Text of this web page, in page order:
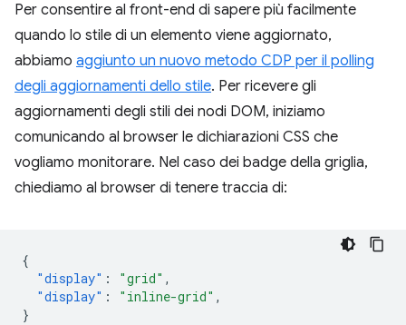
Per consentire al front-end di sapere più facilmente
quando lo stile di un elemento viene aggiornato,
abbiamo aggiunto un nuovo metodo CDP per il polling
degli aggiornamenti dello stile. Per ricevere gli
aggiornamenti degli stili dei nodi DOM, iniziamo
comunicando al browser le dichiarazioni CSS che
vogliamo monitorare. Nel caso dei badge della griglia,
chiediamo al browser di tenere traccia di:
{
"display" : "grid" ,
"display" : "inline-grid" ,
}